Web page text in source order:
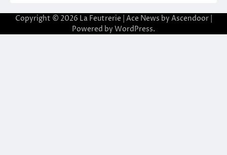
Copyright © 2026 La Feutrerie | Ace News by Ascendoor|
Powered by WordPress.